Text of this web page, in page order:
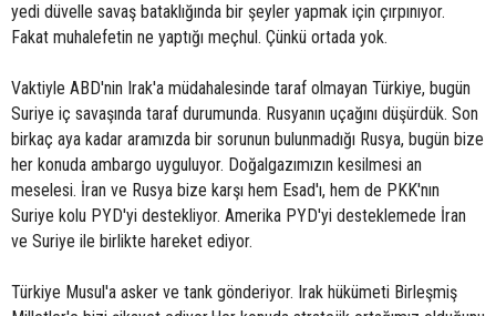
yedi düvelle savaş bataklığında bir şeyler yapmak için çırpınıyor.
Fakat muhalefetin ne yaptığı meçhul. Çünkü ortada yok.
Vaktiyle ABD'nin Irak'a müdahalesinde taraf olmayan Türkiye, bugün
Suriye iç savaşında taraf durumunda. Rusyanın uçağını düşürdük. Son
birkaç aya kadar aramızda bir sorunun bulunmadığı Rusya, bugün bize
her konuda ambargo uyguluyor. Doğalgazımızın kesilmesi an
meselesi. İran ve Rusya bize karşı hem Esad'ı, hem de PKK'nın
Suriye kolu PYD'yi destekliyor. Amerika PYD'yi desteklemede İran
ve Suriye ile birlikte hareket ediyor.
Türkiye Musul'a asker ve tank gönderiyor. Irak hükümeti Birleşmiş